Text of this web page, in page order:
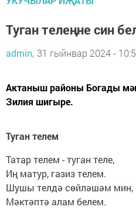
Туган телеңне син
admin, 31 гыйнвар 2024 -
Актаныш районы Богады
Зилия шигыре.
Туган телем
Татар телем - туган теле,
Иң матур, газиз телем.
Шушы телдә сөйләшәм мин,
Мәктәптә алам белем.